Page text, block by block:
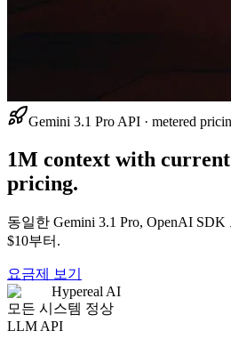
Gemini 3.1 Pro API · metered
1M context with
pricing.
동일한 Gemini 3.1 Pro, OpenAI
$10부터.
요금제 보기
Hypereal AI
모든 시스템 정상
LLM API